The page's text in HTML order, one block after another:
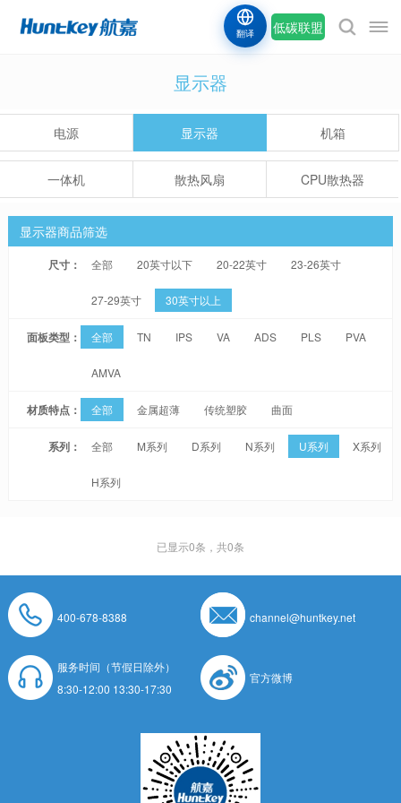
低碳联盟
翻译
显示器
电源 显示器 机箱
一体机 散热风扇 CPU散热器
显示器商品筛选
尺寸： 全部 20英寸以下 20-22英寸 23-26英寸
27-29英寸 30英寸以上
面板类型： 全部 TN IPS VA ADS PLS PVA
AMVA
材质特点： 全部 金属超薄 传统塑胶 曲面
系列： 全部 M系列 D系列 N系列 U系列 X系列
H系列
已显示0条，共0条
400-678-8388 channel@huntkey.net
服务时间（节假日除外）
8:30-12:00 13:30-17:30
官方微博